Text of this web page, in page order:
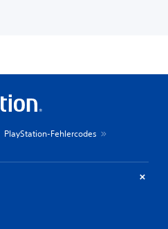
PlayStation-Fehlercodes